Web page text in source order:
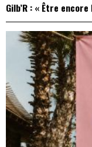
Gilb’R : « Être